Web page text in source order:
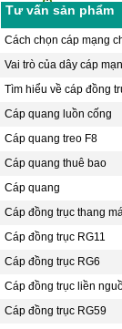
Tư vấn sản phẩm
Cách chọn cáp mạng
Vai trò của dây cáp
Tìm hiểu về cáp đồng
Cáp quang luồn cống
Cáp quang treo F8
Cáp quang thuê bao
Cáp quang
Cáp đồng trục thang
Cáp đồng trục RG11
Cáp đồng trục RG6
Cáp đồng trục liền
Cáp đồng trục RG59